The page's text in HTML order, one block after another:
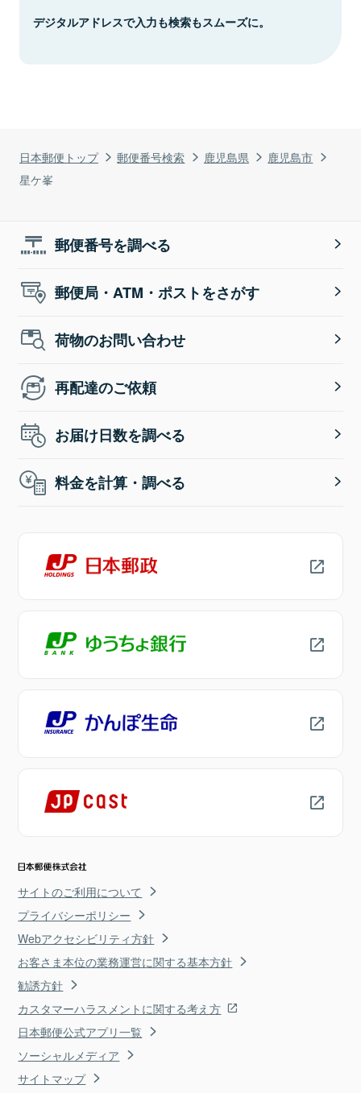
日本郵便トップ 郵便番号検索 鹿児島県
鹿児島市
星ケ峯
デジタルアドレスで入力も検索もスムーズに。
郵便番号を調べる
郵便局・ATM・ポストをさがす
荷物のお問い合わせ
再配達のご依頼
お届け日数を調べる
料金を計算・調べる
サイトのご利用について
プライバシーポリシー
Webアクセシビリティ方針
お客さま本位の業務運営に関する基本方針
勧誘方針
カスタマーハラスメントに関する考え方
日本郵便公式アプリ一覧
ソーシャルメディア
サイトマップ